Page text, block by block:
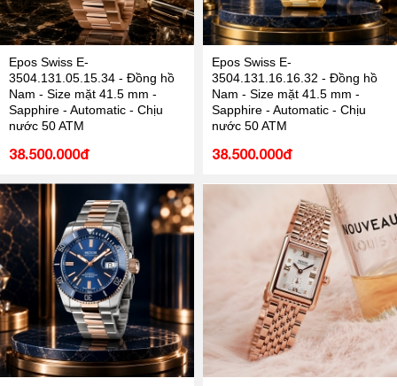
Epos Swiss E-
3504.131.05.15.34 - Đồng hồ
Nam - Size mặt 41.5 mm -
Sapphire - Automatic - Chịu
nước 50 ATM
38.500.000đ
Epos Swiss E-
3504.131.16.16.32 - Đồng hồ
Nam - Size mặt 41.5 mm -
Sapphire - Automatic - Chịu
nước 50 ATM
38.500.000đ